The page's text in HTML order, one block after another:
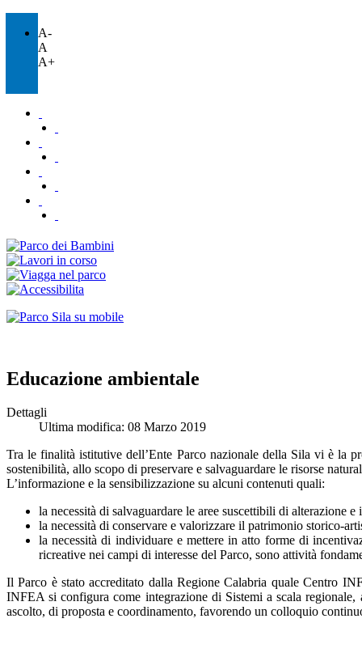
A-
A
A+
Educazione ambientale
Dettagli
Ultima modifica: 08 Marzo 2019
Tra le finalità istitutive dell’Ente Parco nazionale della Sila vi è la
sostenibilità, allo scopo di preservare e salvaguardare le risorse
L’informazione e la sensibilizzazione su alcuni contenuti quali:
la necessità di salvaguardare le aree suscettibili di alterazione
la necessità di conservare e valorizzare il patrimonio storico-
la necessità di individuare e mettere in atto forme di
ricreative nei campi di interesse del Parco, sono attività
Il Parco è stato accreditato dalla Regione Calabria quale Centro
INFEA si configura come integrazione di Sistemi a scala
ascolto, di proposta e coordinamento, favorendo un colloquio